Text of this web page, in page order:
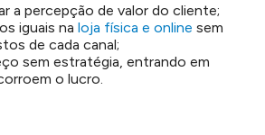
a percepção de valor do cliente;
iguais na loja física e online sem
de cada canal;
sem estratégia, entrando em
o lucro.